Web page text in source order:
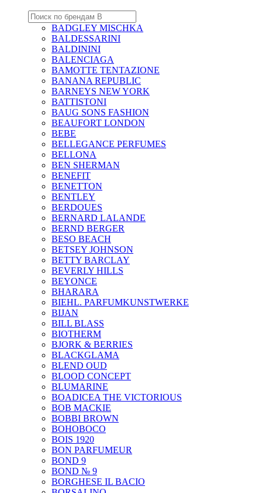
BADGLEY MISCHKA
BALDESSARINI
BALDININI
BALENCIAGA
BAMOTTE TENTAZIONE
BANANA REPUBLIC
BARNEYS NEW YORK
BATTISTONI
BAUG SONS FASHION
BEAUFORT LONDON
BEBE
BELLEGANCE PERFUMES
BELLONA
BEN SHERMAN
BENEFIT
BENETTON
BENTLEY
BERDOUES
BERNARD LALANDE
BERND BERGER
BESO BEACH
BETSEY JOHNSON
BETTY BARCLAY
BEVERLY HILLS
BEYONCE
BHARARA
BIEHL. PARFUMKUNSTWERKE
BIJAN
BILL BLASS
BIOTHERM
BJORK & BERRIES
BLACKGLAMA
BLEND OUD
BLOOD CONCEPT
BLUMARINE
BOADICEA THE VICTORIOUS
BOB MACKIE
BOBBI BROWN
BOHOBOCO
BOIS 1920
BON PARFUMEUR
BOND 9
BOND № 9
BORGHESE IL BACIO